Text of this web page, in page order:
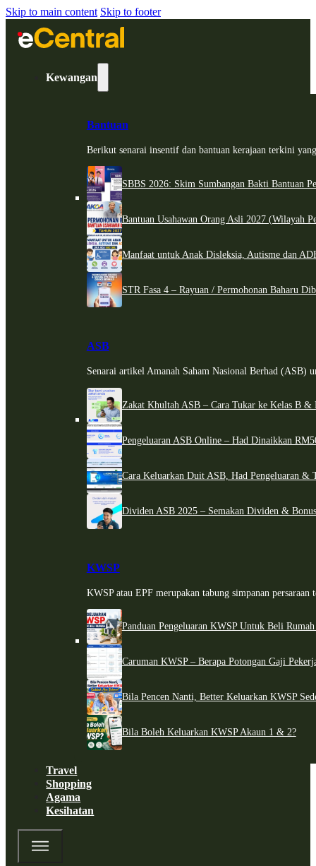
Skip to main content Skip to footer
Kewangan
Bantuan
Berikut senarai insentif dan bantuan kerajaan terkini
SBBS 2026: Skim Sumbangan Bakti Bantuan
Bantuan Usahawan Orang Asli 2027 (Wilayah
Manfaat untuk Anak Disleksia, Autisme dan
STR Fasa 4 – Rayuan / Permohonan Baharu
ASB
Senarai artikel Amanah Saham Nasional Berhad (ASB)
Zakat Khultah ASB – Cara Tukar ke Kelas B &
Pengeluaran ASB Online – Had Dinaikkan
Cara Keluarkan Duit ASB, Had Pengeluaran &
Dividen ASB 2025 – Semakan Dividen &
KWSP
KWSP atau EPF merupakan tabung simpanan persaraan
Panduan Pengeluaran KWSP Untuk Beli
Caruman KWSP – Berapa Potongan Gaji
Bila Pencen Nanti, Better Keluarkan KWSP
Bila Boleh Keluarkan KWSP Akaun 1 & 2?
Travel
Shopping
Agama
Kesihatan